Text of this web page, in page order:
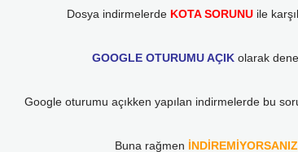
Dosya indirmelerde KOTA SORUNU ile
GOOGLE OTURUMU AÇIK olarak
Google oturumu açıkken yapılan indirmelerde bu
Buna rağmen